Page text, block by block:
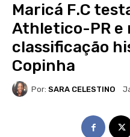
Maricá F.C
Athletico-PR e
classificação
Copinha
Por: SARA CELESTINO